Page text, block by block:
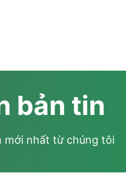
bản tin
mới nhất từ chúng tôi